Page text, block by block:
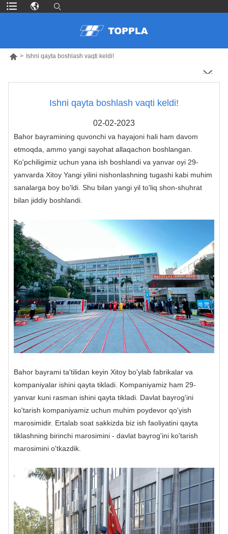
 > Ishni qayta boshlash vaqti keldi!
Ishni qayta boshlash vaqti keldi!
02-02-2023
Bahor bayramining quvonchi va hayajoni hali ham davom
etmoqda, ammo yangi sayohat allaqachon boshlangan.
Ko'pchiligimiz uchun yana ish boshlandi va yanvar oyi 29-
yanvarda Xitoy Yangi yilini nishonlashning tugashi kabi muhim
sanalarga boy bo'ldi. Shu bilan yangi yil to'liq shon-shuhrat
bilan jiddiy boshlandi.
Bahor bayrami ta'tilidan keyin Xitoy bo'ylab fabrikalar va
kompaniyalar ishini qayta tikladi. Kompaniyamiz ham 29-
yanvar kuni rasman ishini qayta tikladi. Davlat bayrog'ini
ko'tarish kompaniyamiz uchun muhim poydevor qo'yish
marosimidir. Ertalab soat sakkizda biz ish faoliyatini qayta
tiklashning birinchi marosimini - davlat bayrog'ini ko'tarish
marosimini o'tkazdik.